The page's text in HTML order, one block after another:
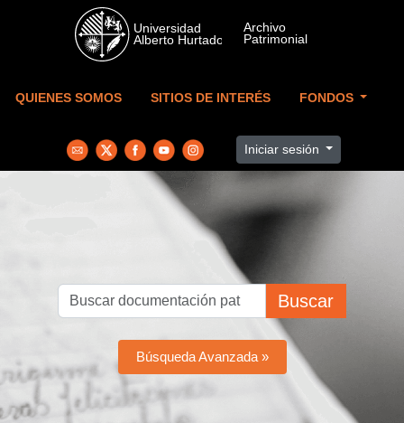
Skip to main content
QUIENES SOMOS SITIOS DE INTERÉS FONDOS
Iniciar sesión
Buscar
Búsqueda Avanzada »